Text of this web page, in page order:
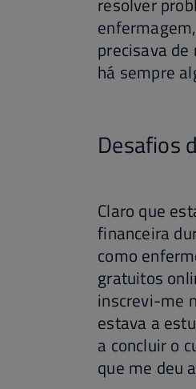
resolver
precisava
há sempre
Desafios
Claro que
financeira
como
gratuitos
inscrevi-me
estava a
a concluir o
que me deu